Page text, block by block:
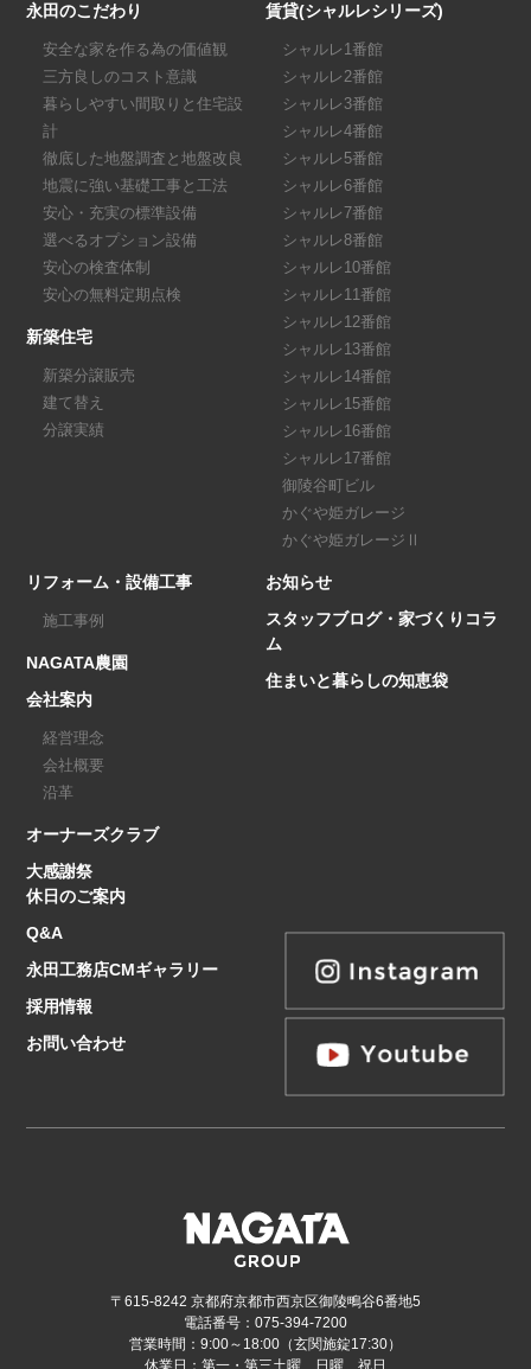
永田のこだわり
安全な家を作る為の価値観
三方良しのコスト意識
暮らしやすい間取りと住宅設
計
徹底した地盤調査と地盤改良
地震に強い基礎工事と工法
安心・充実の標準設備
選べるオプション設備
安心の検査体制
安心の無料定期点検
新築住宅
新築分譲販売
建て替え
分譲実績
賃貸(シャルレシリーズ)
シャルレ1番館
シャルレ2番館
シャルレ3番館
シャルレ4番館
シャルレ5番館
シャルレ6番館
シャルレ7番館
シャルレ8番館
シャルレ10番館
シャルレ11番館
シャルレ12番館
シャルレ13番館
シャルレ14番館
シャルレ15番館
シャルレ16番館
シャルレ17番館
御陵谷町ビル
かぐや姫ガレージ
かぐや姫ガレージⅡ
リフォーム・設備工事
施工事例
NAGATA農園
会社案内
経営理念
会社概要
沿革
オーナーズクラブ
大感謝祭
休日のご案内
Q&A
永田工務店CMギャラリー
採用情報
お問い合わせ
お知らせ
スタッフブログ・家づくりコラ
ム
住まいと暮らしの知恵袋
〒615-8242 京都府京都市西京区御陵鴫谷6番地5
電話番号：075-394-7200
営業時間：9:00～18:00（玄関施錠17:30）
休業日：第一・第三土曜、日曜、祝日